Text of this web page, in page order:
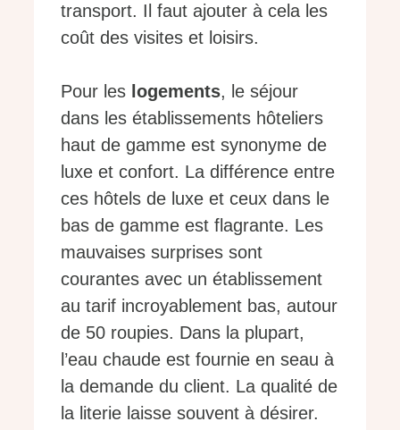
transport. Il faut ajouter à cela les
coût des visites et loisirs.
Pour les logements, le séjour
dans les établissements hôteliers
haut de gamme est synonyme de
luxe et confort. La différence entre
ces hôtels de luxe et ceux dans le
bas de gamme est flagrante. Les
mauvaises surprises sont
courantes avec un établissement
au tarif incroyablement bas, autour
de 50 roupies. Dans la plupart,
l’eau chaude est fournie en seau à
la demande du client. La qualité de
la literie laisse souvent à désirer.